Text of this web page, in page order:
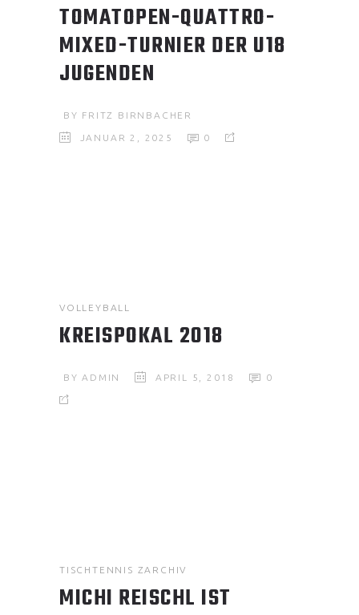
TOMATOPEN-QUATTRO-
MIXED-TURNIER DER U18
JUGENDEN
BY FRITZ BIRNBACHER
JANUAR 2, 2025 0
VOLLEYBALL
KREISPOKAL 2018
BYADMIN APRIL 5, 2018 0
TISCHTENNIS ZARCHIV
MICHI REISCHL IST